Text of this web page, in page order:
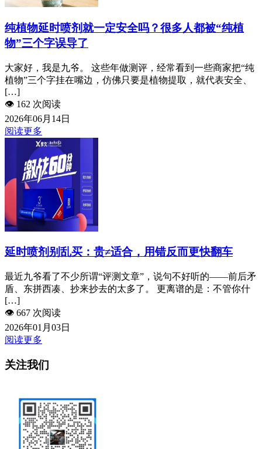
纯植物延时喷剂就一定安全吗？很多人都被“纯植
物”三个字误导了
大家好，我是九爷。 这些年做测评，经常看到一些商家把“纯
植物”三个字挂在嘴边，仿佛只要是植物提取，就代表安全、
[…]
👁️ 162 次阅读
2026年06月14日
阅读更多
延时喷剂别乱买：贵≠适合，用错反而更快翻车
最近九爷看了不少所谓“评测文章”，说句不好听的——前后矛
盾、东拼西凑、抄来抄去的太多了。 更离谱的是：不管你什
[…]
👁️ 667 次阅读
2026年01月03日
阅读更多
关注我们